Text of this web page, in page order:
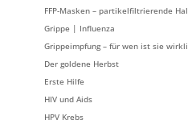
FFP-Masken – partikelfiltrierende
Grippe | Influenza
Grippeimpfung – für wen ist sie
Der goldene Herbst
Erste Hilfe
HIV und Aids
HPV Krebs